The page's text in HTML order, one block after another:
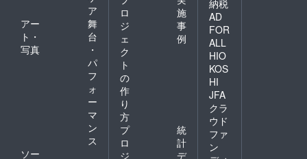
ア
アー
ト・
写真
舞
台
・
パ
フ
ォ
ー
マ
ン
ス
ソー
ロ
ジ
ェ
ク
ト
の
作
り
方
施
事
例
プ
ロ
ジ
統
計
デ
納税
AD
FOR
ALL
HIO
KOS
HI
JFA
クラ
ウド
ファ
ン